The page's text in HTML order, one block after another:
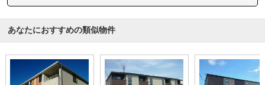
あなたにおすすめの類似物件